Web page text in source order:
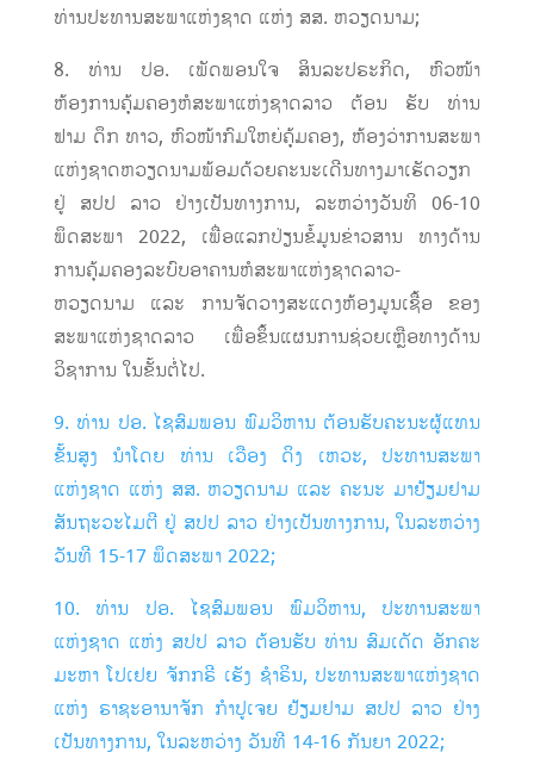
ທ່ານປະທານສະພາແຫ່ງຊາດ ແຫ່ງ ສສ. ຫວຽດນາມ;
8. ທ່ານ ປອ. ເພັດພອນໃຈ ສິນລະປຣະກິດ, ຫົວໜ້າ
ຫ້ອງການຄຸ້ມຄອງຫໍສະພາແຫ່ງຊາດລາວ ຕ້ອນ ຮັບ ທ່ານ
ຟາມ ດຶກ ທາວ, ຫົວໜ້າກົມໃຫຍ່ຄຸ້ມຄອງ, ຫ້ອງວ່າການສະພາ
ແຫ່ງຊາດຫວຽດນາມພ້ອມດ້ວຍຄະນະເດີນທາງມາເຮັດວຽກ
ຢູ່ ສປປ ລາວ ຢ່າງເປັນທາງການ, ລະຫວ່າງວັນທິ 06-10
ພຶດສະພາ 2022, ເພື່ອ​​ແລກປ່ຽນ​ຂໍ້​ມູນ​ຂ່າວສານ ​ທາງ​ດ້ານ​
ການ​ຄຸ້ມ​ຄອງ​ລະບົບ​ອາຄານ​ຫໍ​ສະພາ​ແຫ່ງ​ຊາດ​ລາວ-
ຫວຽດນາມ ແລະ ການຈັດ​ວາງສະ​ແດງ​ຫ້ອງມູນ​ເຊື້ອ ຂອງ​
ສະພາ​ແຫ່ງ​ຊາດ​ລາວ ​ເພື່ອ​ຂຶ້ນ​ແຜນການ​ຊ່ວຍ​ເຫຼືອ​ທາງ​ດ້ານ​
ວິຊາ​ການ ​ໃນ​ຂັ້ນ​ຕໍ່​ໄປ.
9. ທ່ານ ປອ. ໄຊສົມພອນ ພົມວິຫານ ຕ້ອນຮັບຄະນະຜູ້ແທນ
ຂັ້ນສູງ ນຳໂດຍ ທ່ານ ເວືອງ ດິງ ເຫວະ, ປະທານສະພາ
ແຫ່ງຊາດ ແຫ່ງ ສສ. ຫວຽດນາມ ແລະ ຄະນະ ມາຢ້ຽມຢາມ
ສັນຖະວະໄມຕີ ຢູ່ ສປປ ລາວ ຢ່າງເປັນທາງການ, ໃນລະຫວ່າງ
ວັນທີ 15-17 ພຶດສະພາ 2022;
10. ທ່ານ ປອ. ໄຊສົມພອນ ພົມວິຫານ, ປະທານສະພາ
ແຫ່ງຊາດ ແຫ່ງ ສປປ ລາວ ຕ້ອນຮັບ ທ່ານ ສົມເດັດ ອັກຄະ
ມະຫາ ໂປເຢຍ ຈັກກຣີ ເຮັງ ຊໍາຣິນ, ປະທານສະພາແຫ່ງຊາດ
ແຫ່ງ ຣາຊະອານາຈັກ ກໍາປູເຈຍ ຢ້ຽມຢາມ ສປປ ລາວ ຢ່າງ
ເປັນທາງການ, ໃນລະຫວ່າງ ວັນທີ 14-16 ກັນຍາ 2022;